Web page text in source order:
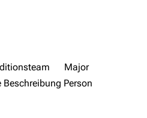
Major
Person